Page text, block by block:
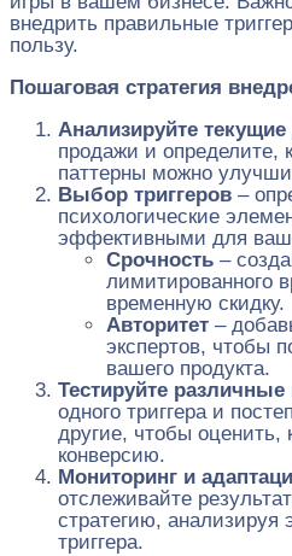
внедрить правильные
пользу.
Пошаговая стратегия
Анализируйте
продажи и определите,
паттерны можно
Выбор триггеров –
психологические
эффективными для
Срочность –
лимитированного
временную скидку.
Авторитет –
экспертов, чтобы
вашего продукта.
Тестируйте
одного триггера и
другие, чтобы оценить,
конверсию.
Мониторинг и
отслеживайте
стратегию, анализируя
триггера.